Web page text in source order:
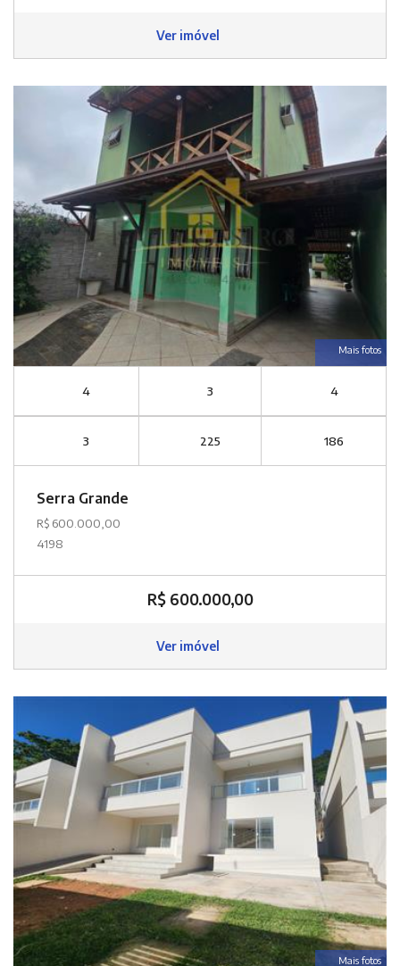
Ver imóvel
Mais fotos
4 3 4
3 225 186
Serra Grande
R$ 600.000,00
4198
R$ 600.000,00
Ver imóvel
Mais fotos